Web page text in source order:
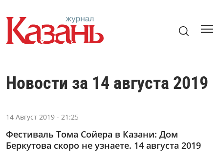
Новости за 14 августа 2019
14 Август 2019 - 21:25
Фестиваль Тома Сойера в Казани: Дом
Беркутова скоро не узнаете. 14 августа 2019